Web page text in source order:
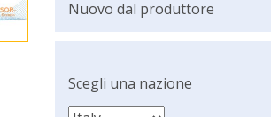
Nuovo dal produttore
Scegli una nazione